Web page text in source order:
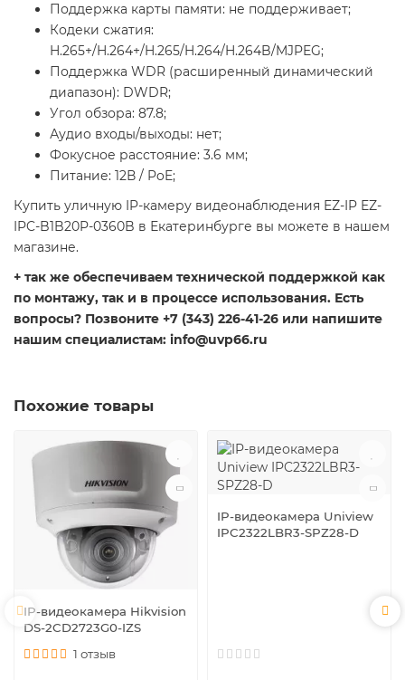
Поддержка карты памяти: не поддерживает;
Кодеки сжатия:
H.265+/H.264+/H.265/H.264/H.264B/MJPEG;
Поддержка WDR (расширенный динамический
диапазон): DWDR;
Угол обзора: 87.8;
Аудио входы/выходы: нет;
Фокусное расстояние: 3.6 мм;
Питание: 12В / PoE;
Купить уличную IP-камеру видеонаблюдения EZ-IP EZ-
IPC-B1B20P-0360B в Екатеринбурге вы можете в нашем
магазине.
+ так же обеспечиваем технической поддержкой как
по монтажу, так и в процессе использования. Есть
вопросы? Позвоните +7 (343) 226-41-26 или напишите
нашим специалистам: info@uvp66.ru
Похожие товары
IP-видеокамера Hikvision
DS-2CD2723G0-IZS
1 отзыв
IP-видеокамера Uniview
IPC2322LBR3-SPZ28-D